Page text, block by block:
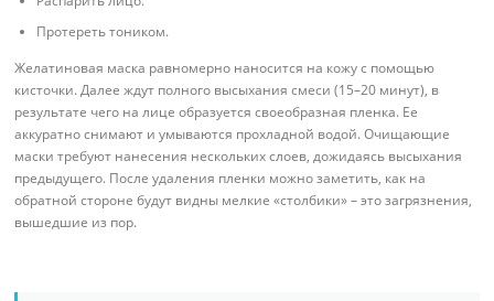
Протереть тоником.
Желатиновая маска равномерно наносится на кожу с помощью
кисточки. Далее ждут полного высыхания смеси (15–20 минут), в
результате чего на лице образуется своеобразная пленка. Ее
аккуратно снимают и умываются прохладной водой. Очищающие
маски требуют нанесения нескольких слоев, дожидаясь высыхания
предыдущего. После удаления пленки можно заметить, как на
обратной стороне будут видны мелкие «столбики» – это загрязнения,
вышедшие из пор.